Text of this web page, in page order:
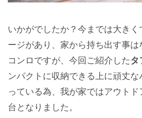
いかがでしたか？今までは大きく
ージがあり、家から持ち出す事は
コンロですが、今回ご紹介した タ
ンパクトに収納できる上に頑丈な
っている為、我が家ではアウト
台となりました。